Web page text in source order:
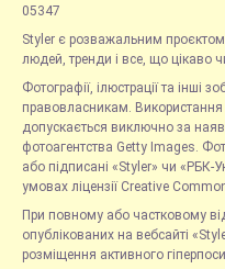
05347
Styler є розважальним
людей, тренди і все, що цікаво
Фотографії, ілюстрації та інші
правовласникам.
допускається виключно за
фотоагентства Getty Images.
або підписані «Styler» чи «РБК-
умовах ліцензії Creative
При повному або частковому
опублікованих на вебсайті
розміщення активного